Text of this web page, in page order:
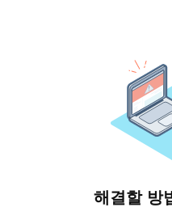
해결할 방